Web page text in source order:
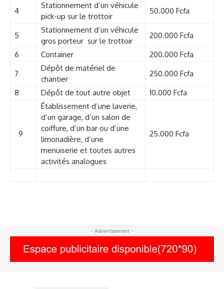
4
Stationnement d’un véhicule
pick-up sur le trottoir
50.000 Fcfa
5
Stationnement d’un véhicule
gros porteur sur le trottoir
200.000 Fcfa
6
Container
200.000 Fcfa
7
Dépôt de matériel de
chantier
250.000 Fcfa
8
Dépôt de tout autre objet 10.000 Fcfa
9
Établissement d’une laverie,
d’un garage, d’un salon de
coiffure, d’un bar ou d’une
limonadière, d’une
menuiserie et toutes autres
activités analogues
25.000 Fcfa
- Advertisement -